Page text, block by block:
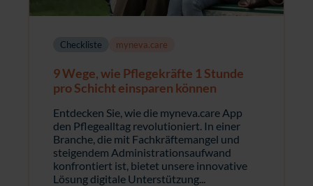
Checkliste myneva.care
9 Wege, wie Pflegekräfte 1 Stunde
pro Schicht einsparen können
Entdecken Sie, wie die myneva.care App
den Pflegealltag revolutioniert. In einer
Branche, die mit Fachkräftemangel und
steigendem Administrationsaufwand
konfrontiert ist, bietet unsere innovative
Lösung digitale Unterstützung...